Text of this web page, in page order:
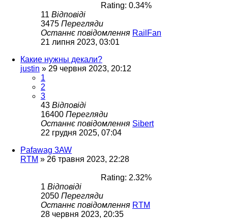
Rating: 0.34%
11 Відповіді
3475 Перегляди
Останнє повідомлення RailFan
21 липня 2023, 03:01
Какие нужны декали?
justin » 29 червня 2023, 20:12
1
2
3
43 Відповіді
16400 Перегляди
Останнє повідомлення Sibert
22 грудня 2025, 07:04
Pafawag 3AW
RTM » 26 травня 2023, 22:28
Rating: 2.32%
1 Відповіді
2050 Перегляди
Останнє повідомлення RTM
28 червня 2023, 20:35